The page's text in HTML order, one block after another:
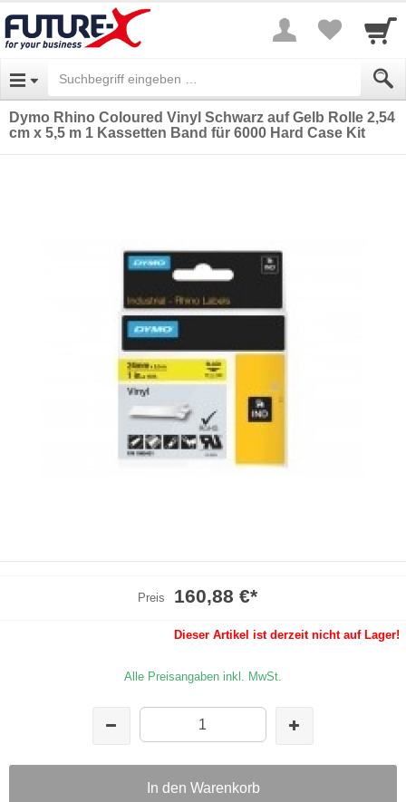
Dymo Rhino Coloured Vinyl Schwarz auf Gelb Rolle 2,54
cm x 5,5 m 1 Kassetten Band für 6000 Hard Case Kit
Preis 160,88 €*
Dieser Artikel ist derzeit nicht auf Lager!
Alle Preisangaben inkl. MwSt.
In den Warenkorb